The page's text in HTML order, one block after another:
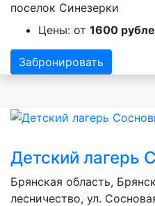
поселок Синезерки
Цены: от 1600
Забронировать
Детский лагерь
Брянская область,
лесничество, ул.